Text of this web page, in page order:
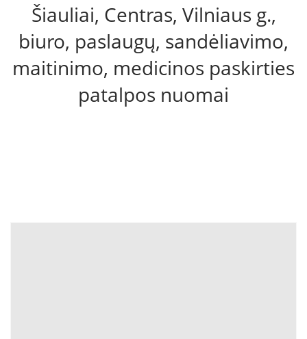
Šiauliai, Centras, Vilniaus g.,
biuro, paslaugų, sandėliavimo,
maitinimo, medicinos paskirties
patalpos nuomai